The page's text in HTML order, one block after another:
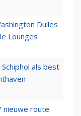
Dulles
Lounges
als best
nieuwe route